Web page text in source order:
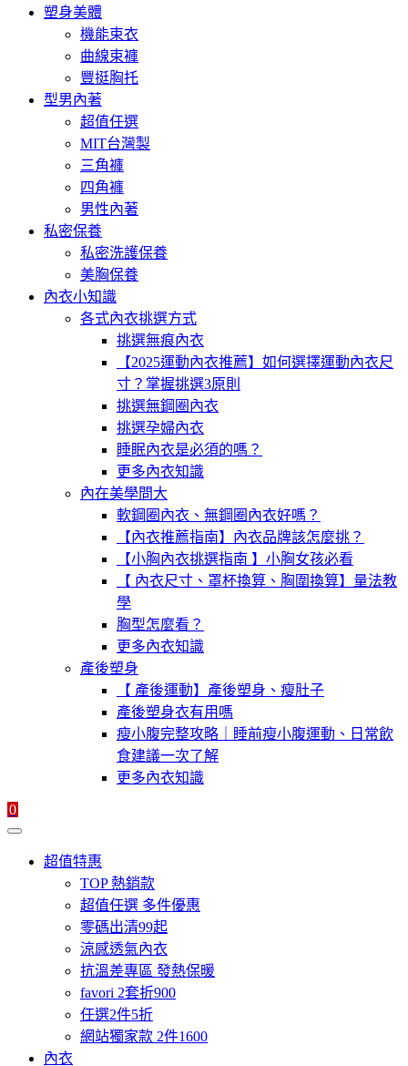
塑身美體
機能束衣
曲線束褲
豐挺胸托
型男內著
超值任選
MIT台灣製
三角褲
四角褲
男性內著
私密保養
私密洗護保養
美胸保養
內衣小知識
各式內衣挑選方式
挑選無痕內衣
【2025運動內衣推薦】如何選擇運動內衣尺
寸？掌握挑選3原則
挑選無鋼圈內衣
挑選孕婦內衣
睡眠內衣是必須的嗎？
更多內衣知識
內在美學問大
軟鋼圈內衣、無鋼圈內衣好嗎？
【內衣推薦指南】內衣品牌該怎麼挑？
【小胸內衣挑選指南 】小胸女孩必看
【 內衣尺寸、罩杯換算、胸圍換算】量法教
學
胸型怎麼看？
更多內衣知識
產後塑身
【 產後運動】產後塑身、瘦肚子
產後塑身衣有用嗎
瘦小腹完整攻略｜睡前瘦小腹運動、日常飲
食建議一次了解
更多內衣知識
0
超值特惠
TOP 熱銷款
超值任選 多件優惠
零碼出清99起
涼感透氣內衣
抗溫差專區 發熱保暖
favori 2套折900
任選2件5折
網站獨家款 2件1600
內衣